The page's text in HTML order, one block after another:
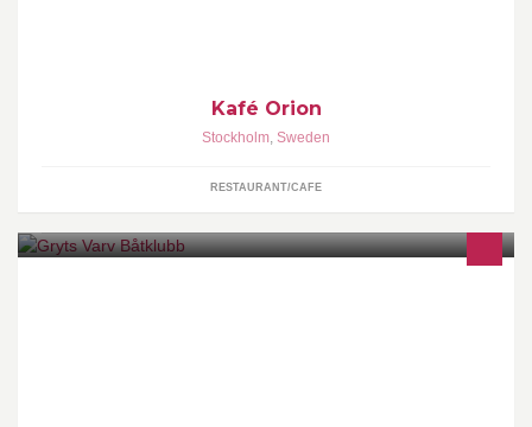
Kafé Orion
Stockholm, Sweden
RESTAURANT/CAFE